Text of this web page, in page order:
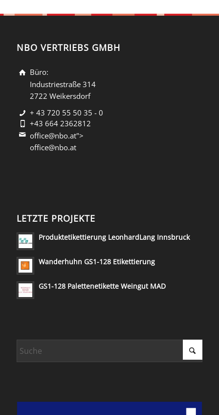
NBO VERTRIEBS GMBH
Büro:
Industriestraße 314
2722 Weikersdorf
+ 43 720 55 50 35 - 0
+43 664 2362812
office@nbo.at">
office@nbo.at
LETZTE PROJEKTE
Produktetikettierung LeonhardLang Innsbruck
Wanderhuhn GS1-128 Etikettierung
GS1-128 Palettenetikette Weingut MAD